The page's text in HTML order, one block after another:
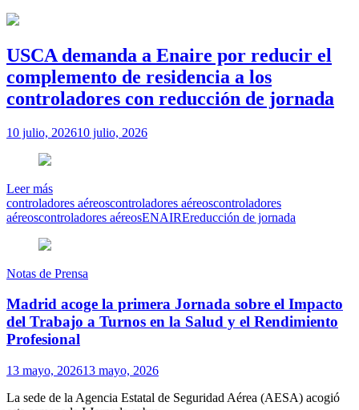
USCA demanda a Enaire por reducir el
complemento de residencia a los
controladores con reducción de jornada
10 julio, 202610 julio, 2026
Leer más
controladores aéreoscontroladores aéreoscontroladores
aéreoscontroladores aéreosENAIREreducción de jornada
Notas de Prensa
Madrid acoge la primera Jornada sobre el Impacto
del Trabajo a Turnos en la Salud y el Rendimiento
Profesional
13 mayo, 202613 mayo, 2026
La sede de la Agencia Estatal de Seguridad Aérea (AESA) acogió